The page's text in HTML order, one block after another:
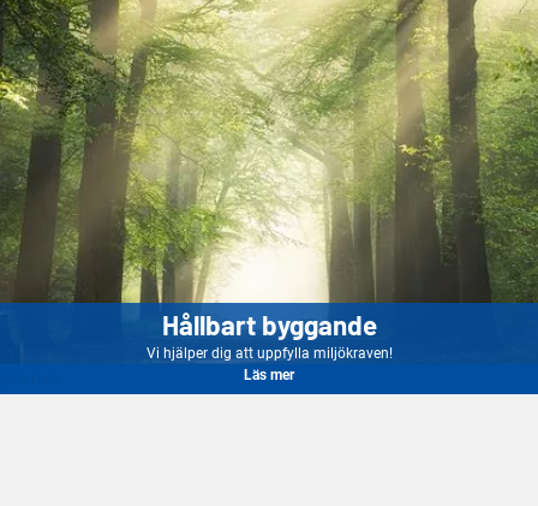
Hållbart byggande
Vi hjälper dig att uppfylla miljökraven!
Läs mer